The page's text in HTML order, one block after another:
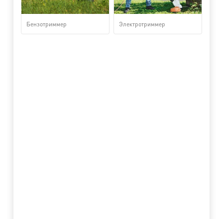
Бензотриммер Электротриммер